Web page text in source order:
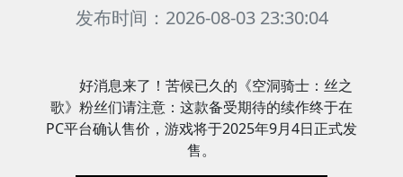
发布时间：2026-08-03 23:30:04
好消息来了！苦候已久的《空洞骑士：丝之
歌》粉丝们请注意：这款备受期待的续作终于在
PC平台确认售价，游戏将于2025年9月4日正式发
售。